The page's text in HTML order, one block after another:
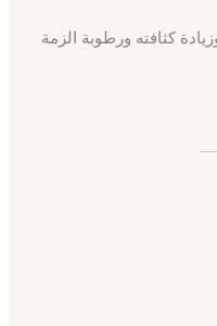
كثافته ورطوبة الزمة